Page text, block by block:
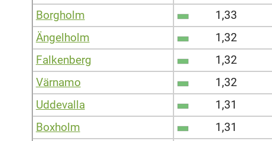
Borgholm
1,33
Ängelholm
1,32
Falkenberg
1,32
Värnamo
1,32
Uddevalla
1,31
Boxholm
1,31